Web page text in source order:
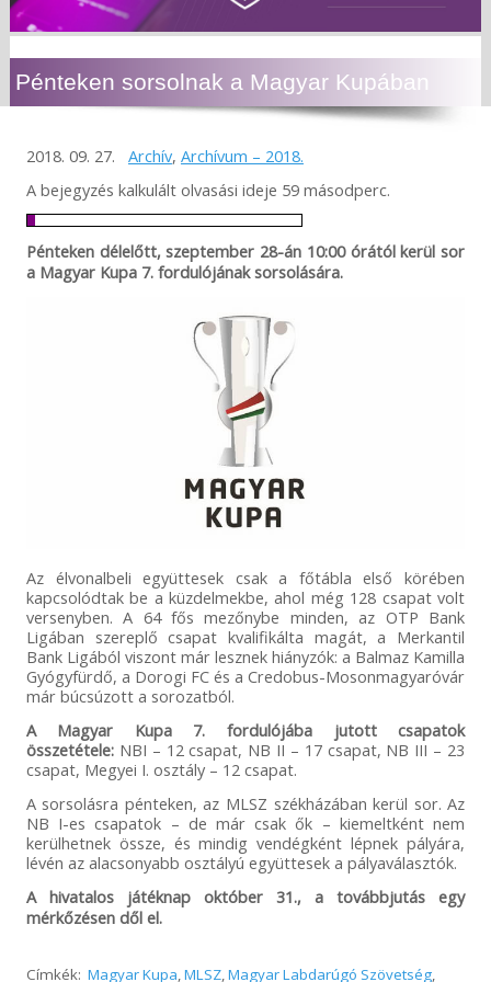
Pénteken sorsolnak a Magyar Kupában
2018. 09. 27. Archív, Archívum – 2018.
A bejegyzés kalkulált olvasási ideje 59 másodperc.
Pénteken délelőtt, szeptember 28-án 10:00 órától kerül sor
a Magyar Kupa 7. fordulójának sorsolására.
Az élvonalbeli együttesek csak a főtábla első körében
kapcsolódtak be a küzdelmekbe, ahol még 128 csapat volt
versenyben. A 64 fős mezőnybe minden, az OTP Bank
Ligában szereplő csapat kvalifikálta magát, a Merkantil
Bank Ligából viszont már lesznek hiányzók: a Balmaz Kamilla
Gyógyfürdő, a Dorogi FC és a Credobus-Mosonmagyaróvár
már búcsúzott a sorozatból.
A Magyar Kupa 7. fordulójába jutott csapatok
összetétele: NBI – 12 csapat, NB II – 17 csapat, NB III – 23
csapat, Megyei I. osztály – 12 csapat.
A sorsolásra pénteken, az MLSZ székházában kerül sor. Az
NB I-es csapatok – de már csak ők – kiemeltként nem
kerülhetnek össze, és mindig vendégként lépnek pályára,
lévén az alacsonyabb osztályú együttesek a pályaválasztók.
A hivatalos játéknap október 31., a továbbjutás egy
mérkőzésen dől el.
Címkék: Magyar Kupa MLSZ, Magyar Labdarúgó Szövetség,